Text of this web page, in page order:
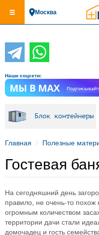
основному
Москва
Наши соцсети:
Блок контейнеры
Главная Полезные
Гостевая
На сегодняшний день
правило, не очень-то
огромным количеством
территории дачи стали
домочадец и гость